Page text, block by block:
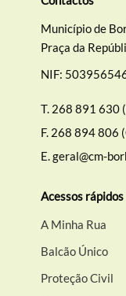
Município de
Praça da
NIF:
T. 268 891 630
F. 268 894 806
E.geral@cm-
Acessos rápidos
A Minha Rua
Balcão Único
Proteção Civil